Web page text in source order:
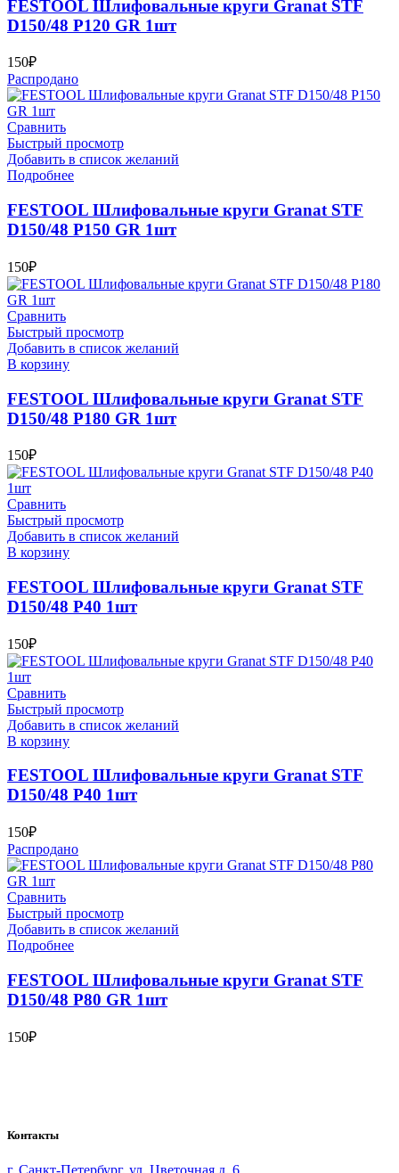
FESTOOL Шлифовальные круги Granat STF
D150/48 P120 GR 1шт
150₽
Распродано
Сравнить
Быстрый просмотр
Добавить в список желаний
Подробнее
FESTOOL Шлифовальные круги Granat STF
D150/48 P150 GR 1шт
150₽
Сравнить
Быстрый просмотр
Добавить в список желаний
В корзину
FESTOOL Шлифовальные круги Granat STF
D150/48 P180 GR 1шт
150₽
Сравнить
Быстрый просмотр
Добавить в список желаний
В корзину
FESTOOL Шлифовальные круги Granat STF
D150/48 P40 1шт
150₽
Сравнить
Быстрый просмотр
Добавить в список желаний
В корзину
FESTOOL Шлифовальные круги Granat STF
D150/48 P40 1шт
150₽
Распродано
Сравнить
Быстрый просмотр
Добавить в список желаний
Подробнее
FESTOOL Шлифовальные круги Granat STF
D150/48 P80 GR 1шт
150₽
Контакты
г. Санкт-Петербург, ул. Цветочная д. 6